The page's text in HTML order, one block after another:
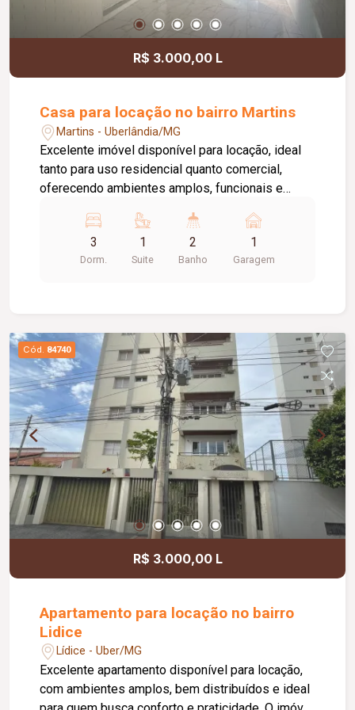
R$ 3.000,00 L
Casa para locação no bairro Martins
Martins - Uberlândia/MG
Excelente imóvel disponível para locação, ideal
tanto para uso residencial quanto comercial,
oferecendo ambientes amplos, funcionais e
com 03 quartos com armários, sendo 01 suíte, 02
salas, 01 cozinha com armários, 01 banheiro
social, 01 lavanderia, 01 despensa, 01 banheiro
instalar seu negócio em um ambiente confortável
e funcional.
3
Dorm.
1
Suite
2
Banho
1
Garagem
Cód. 84740
R$ 3.000,00 L
Apartamento para locação no bairro
Lidice
Lídice - Uber/MG
Excelente apartamento disponível para locação,
com ambientes amplos, bem distribuídos e ideal